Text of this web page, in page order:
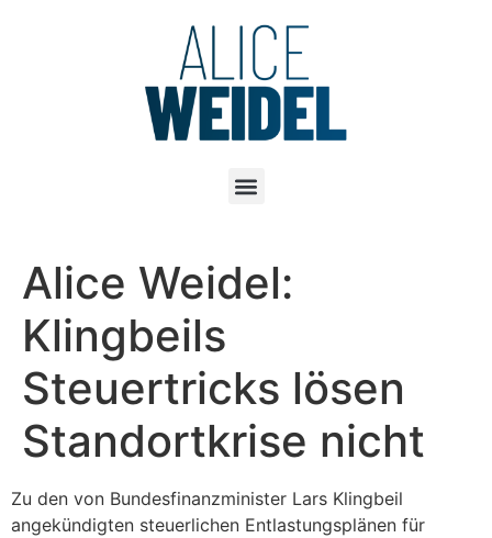
Alice Weidel:
Klingbeils
Steuertricks lösen
Standortkrise nicht
Zu den von Bundesfinanzminister Lars Klingbeil
angekündigten steuerlichen Entlastungsplänen für